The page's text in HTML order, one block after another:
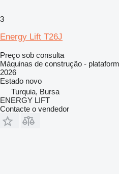
3
Energy Lift T26J
Preço sob consulta
Máquinas de construção -
2026
Estado novo
Turquia, Bursa
ENERGY LIFT
Contacte o vendedor